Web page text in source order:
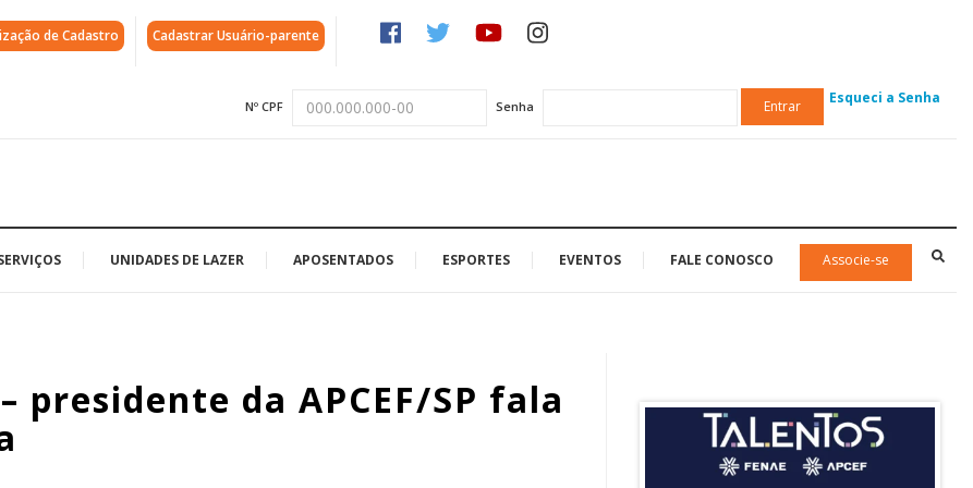
de Cadastro Cadastrar Usuário-parente
Nº CPF Senha Entrar Esqueci a Senha
UNIDADES DE LAZER APOSENTADOS ESPORTES EVENTOS FALE CONOSCO Associe-se
presidente da APCEF/SP fala